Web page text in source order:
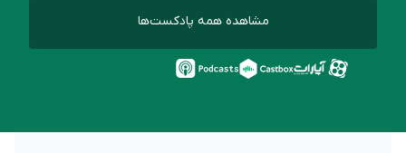
مشاهده همه پادکست‌ها